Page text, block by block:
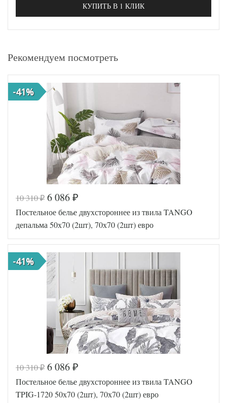
КУПИТЬ В 1 КЛИК
Рекомендуем посмотреть
-41%
Код товара
541-604
Артикул
TT7228
7
Твил
10 310₽ 6 086 ₽
Постельное белье двухстороннее из твила TANGO
депальма 50х70 (2шт), 70х70 (2шт) евро
-41%
10 310₽ 6 086 ₽
Постельное белье двухстороннее из твила TANGO
TPIG-1720 50х70 (2шт), 70х70 (2шт) евро